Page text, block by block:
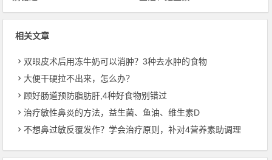
相关文章
双眼皮术后用冻牛奶可以消肿？3种去水肿的食物
大便干硬拉不出来，怎么办？
顾好肠道预防脂肪肝,4种好食物别错过
治疗敏性鼻炎的方法，益生菌、鱼油、维生素D
不想鼻过敏反覆发作？学会治疗原则，补对4营养素助调理